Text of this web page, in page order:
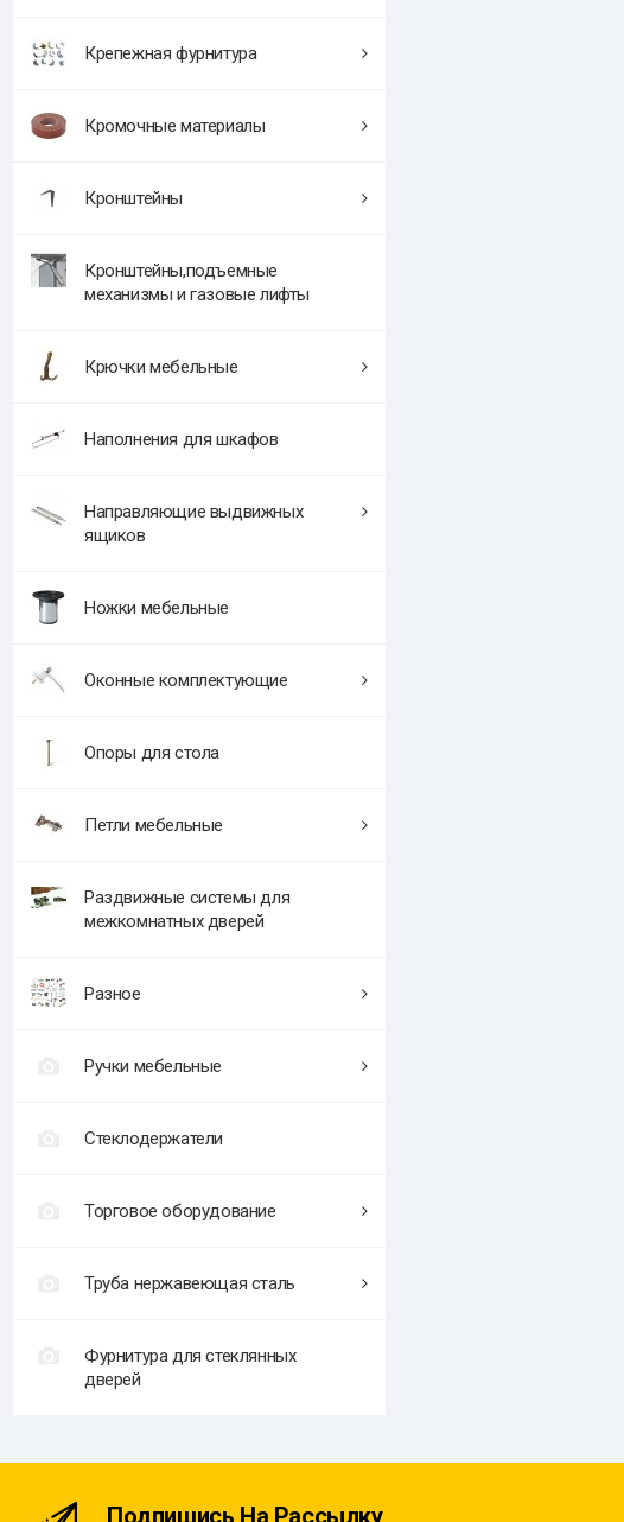
Крепежная фурнитура
Кромочные материалы
Кронштейны
Кронштейны,подъемные
механизмы и газовые лифты
Крючки мебельные
Наполнения для шкафов
Направляющие выдвижных
ящиков
Ножки мебельные
Оконные комплектующие
Опоры для стола
Петли мебельные
Раздвижные системы для
межкомнатных дверей
Разное
Ручки мебельные
Стеклодержатели
Торговое оборудование
Труба нержавеющая сталь
Фурнитура для стеклянных
дверей
Подпишись На Рассылку